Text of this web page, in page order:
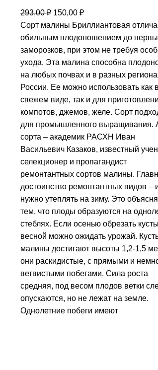
293,00₽ 150,00 ₽
Сорт малины Бриллиантовая
обильным плодоношением до
заморозков, при этом не требуя
ухода. Эта малина способна
на любых почвах и в разных
России. Ее можно использовать как в
свежем виде, так и для
компотов, джемов, желе. Сорт
для промышленного выращивания.
сорта – академик РАСХН Иван
Васильевич Казаков, известный
селекционер и пропагандист
ремонтантных сортов малины.
достоинство ремонтантных видов –
нужно утеплять на зиму. Это
тем, что плоды образуются на
стеблях. Если осенью обрезать
весной можно ожидать урожай.
малины достигают высоты 1,2-1,5
они раскидистые, с прямыми и
ветвистыми побегами. Сила роста
средняя, под весом плодов ветки
опускаются, но не лежат на земле.
Однолетние побеги имеют